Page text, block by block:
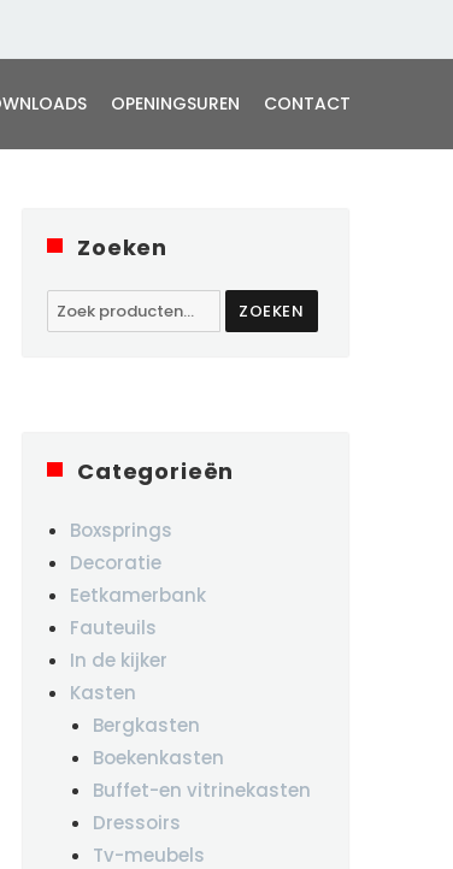
OPENINGSUREN CONTACT
Zoeken
Zoeken
naar:
ZOEKEN
Categorieën
Boxsprings
Decoratie
Eetkamerbank
Fauteuils
In de kijker
Kasten
Bergkasten
Boekenkasten
Buffet-en vitrinekasten
Dressoirs
Tv-meubels